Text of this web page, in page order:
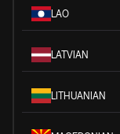
LAO
LATVIAN
LITHUANIAN